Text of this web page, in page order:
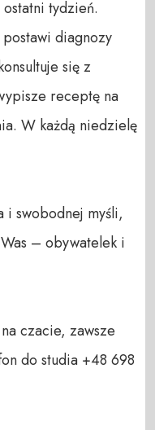
ostatni tydzień.
diagnozy
się z
receptę na
W każdą niedzielę
i swobodnej myśli,
– obywatelek i
do studia +48 698